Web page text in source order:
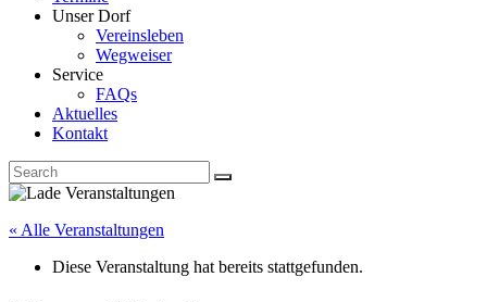
Unser Dorf
Vereinsleben
Wegweiser
Service
FAQs
Aktuelles
Kontakt
« Alle Veranstaltungen
Diese Veranstaltung hat bereits stattgefunden.